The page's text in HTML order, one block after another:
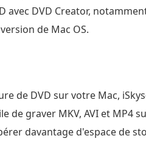
DVD Creator,
de Mac OS.
de DVD sur votre Mac,
de graver MKV, AVI et MP4
davantage d'espace de